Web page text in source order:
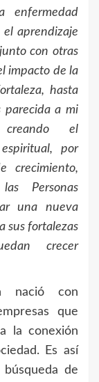
enfermedad
aprendizaje
con otras
impacto de la
hasta
parecida a mi
creando el
por
crecimiento,
Personas
una nueva
sus fortalezas
crecer
nació con
que
la conexión
Es así
de